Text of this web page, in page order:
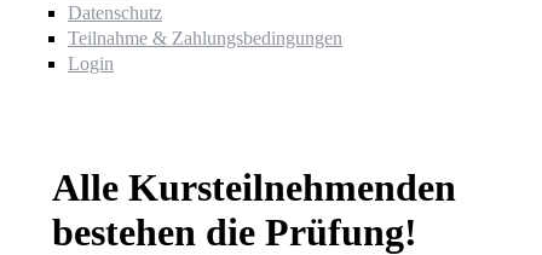
Datenschutz
Teilnahme & Zahlungsbedingungen
Login
Alle Kursteilnehmenden
bestehen die Prüfung!